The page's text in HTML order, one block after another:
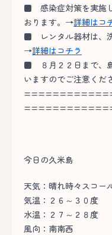
■ 感染症対策を実施
おります。→詳細はコ
■ レンタル器材は、
→詳細はコチラ
■ ８月２２日まで、
いますのでご注意くだ
今日の久米島
天気：晴れ時々スコー
気温：２６～３０度
水温：２７～２８度
風向：南南西